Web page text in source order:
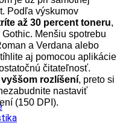
Podľa výskumov
až 30 percent toneru,
Menšiu spotrebu
a Verdana alebo
aj pomocou aplikácie
čitateľnosť.
rozlíšení, preto si
nastaviť
(150 DPI).